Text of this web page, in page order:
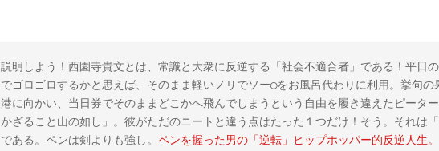
説明しよう！西園寺貴文とは、常識と大衆に反逆する「社会不適合者」である！平日
でゴロゴロするかと思えば、そのまま軽いノリでソー◯をお風呂代わりに利用。挙句の
港に向かい、当日券でそのままどこかへ飛んでしまうという自由を履き違えたピータ
かざること山の如し」。彼がただのニートと違う点はたった１つだけ！そう。それは
である。ペンは剣よりも強し。 ペンを握った男の「逆転」ヒップホッパー的反逆人生。